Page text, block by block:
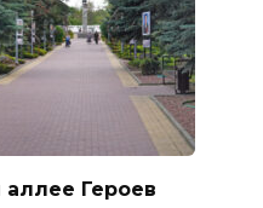
Героев